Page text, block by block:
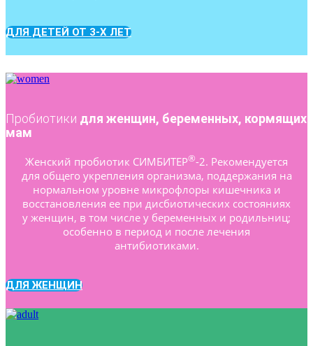
ДЛЯ ДЕТЕЙ ОТ 3-Х ЛЕТ
Пробиотики для женщин, беременных, кормящих
мам
Женский пробиотик СИМБИТЕР®-2. Рекомендуется
для общего укрепления организма, поддержания на
нормальном уровне микрофлоры кишечника и
восстановления ее при дисбиотических состояниях
у женщин, в том числе у беременных и родильниц;
особенно в период и после лечения
антибиотиками.
ДЛЯ ЖЕНЩИН